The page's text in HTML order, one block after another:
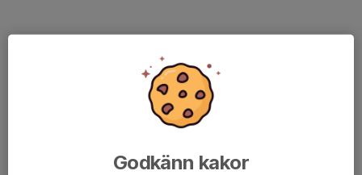
Godkänn kakor